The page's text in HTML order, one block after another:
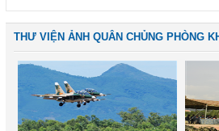
THƯ VIỆN ẢNH QUÂN CHỦNG PHÒNG